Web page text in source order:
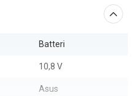
Batteri
10,8 V
Asus